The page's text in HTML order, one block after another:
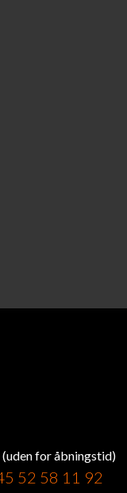
for åbningstid)
52 58 11 92